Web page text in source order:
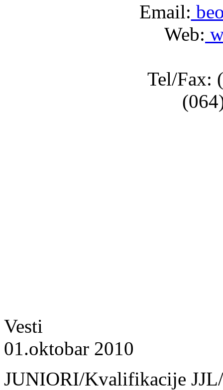
Email:
Web:
Tel/Fax:
Vesti
01.oktobar 2010
JUNIORI/Kvalifikacije